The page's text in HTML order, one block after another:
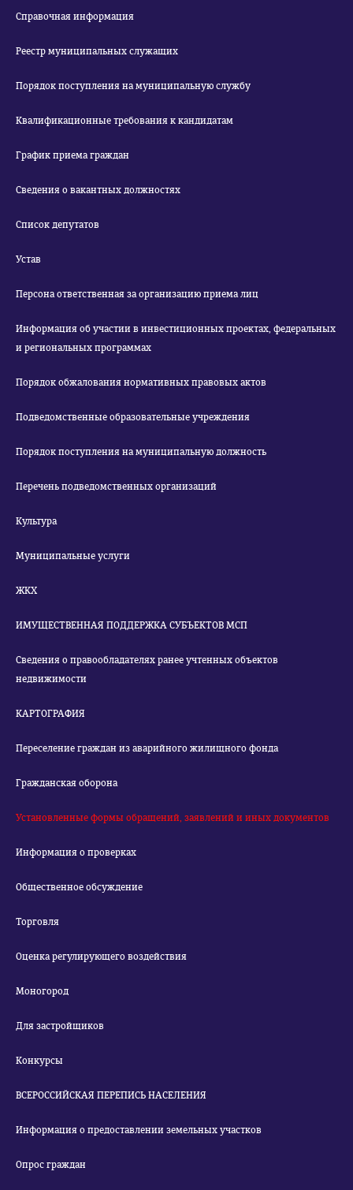
Справочная информация
Реестр муниципальных служащих
Порядок поступления на муниципальную службу
Квалификационные требования к кандидатам
График приема граждан
Сведения о вакантных должностях
Список депутатов
Устав
Персона ответственная за организацию приема лиц
Информация об участии в инвестиционных проектах, федеральных
и региональных программах
Порядок обжалования нормативных правовых актов
Подведомственные образовательные учреждения
Порядок поступления на муниципальную должность
Перечень подведомственных организаций
Культура
Муниципальные услуги
ЖКХ
ИМУЩЕСТВЕННАЯ ПОДДЕРЖКА СУБЪЕКТОВ МСП
Сведения о правообладателях ранее учтенных объектов
недвижимости
КАРТОГРАФИЯ
Переселение граждан из аварийного жилищного фонда
Гражданская оборона
Установленные формы обращений, заявлений и иных документов
Информация о проверках
Общественное обсуждение
Торговля
Оценка регулирующего воздействия
Моногород
Для застройщиков
Конкурсы
ВСЕРОССИЙСКАЯ ПЕРЕПИСЬ НАСЕЛЕНИЯ
Информация о предоставлении земельных участков
Опрос граждан